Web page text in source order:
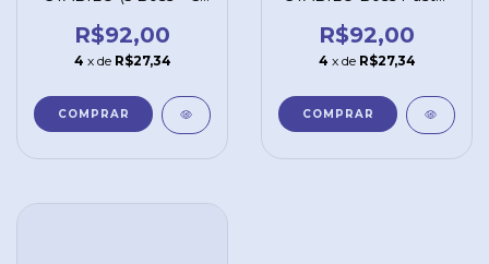
R$92,00
4 x de R$27,34
12 un
R$92,00
4 x de R$27,34